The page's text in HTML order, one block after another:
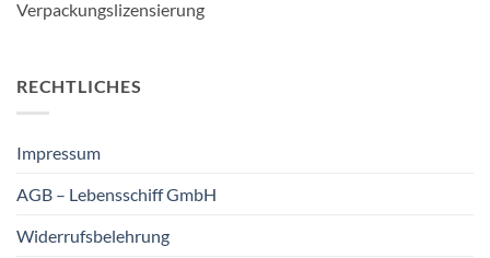
RECHTLICHES
Impressum
AGB – Lebensschiff GmbH
Widerrufsbelehrung